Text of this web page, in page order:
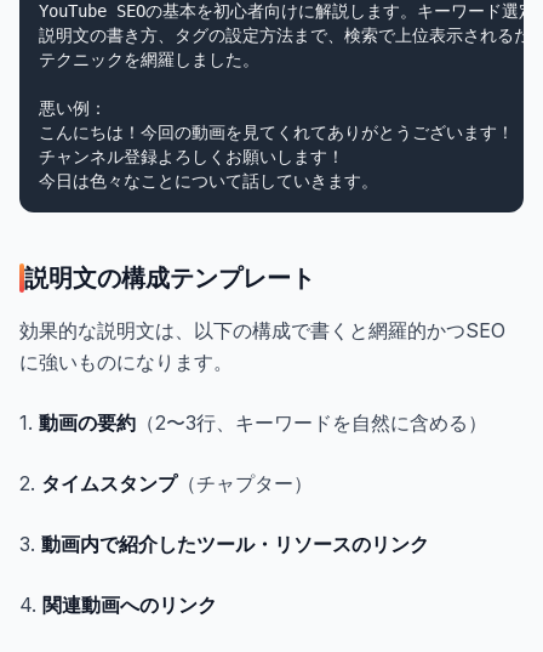
YouTube SEOの基本を初心者向けに解説します。キーワード選定
説明文の書き方、タグの設定方法まで、検索で上位表示されるた
テクニックを網羅しました。
悪い例：
こんにちは！今回の動画を見てくれてありがとうございます！
チャンネル登録よろしくお願いします！
説明文の構成テンプレート
効果的な説明文は、以下の構成で書くと網羅的かつSEO
に強いものになります。
1. 動画の要約 （2〜3行、キーワードを自然に含める）
2. タイムスタンプ（チャプター）
3. 動画内で紹介したツール・リソースのリンク
4. 関連動画へのリンク